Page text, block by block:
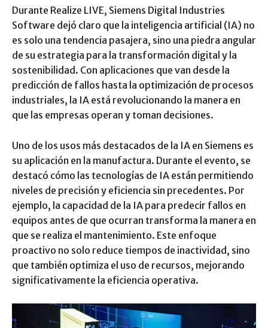
Durante Realize LIVE, Siemens Digital Industries
Software dejó claro que la inteligencia artificial (IA) no
es solo una tendencia pasajera, sino una piedra angular
de su estrategia para la transformación digital y la
sostenibilidad. Con aplicaciones que van desde la
predicción de fallos hasta la optimización de procesos
industriales, la IA está revolucionando la manera en
que las empresas operan y toman decisiones.
Uno de los usos más destacados de la IA en Siemens es
su aplicación en la manufactura. Durante el evento, se
destacó cómo las tecnologías de IA están permitiendo
niveles de precisión y eficiencia sin precedentes. Por
ejemplo, la capacidad de la IA para predecir fallos en
equipos antes de que ocurran transforma la manera en
que se realiza el mantenimiento. Este enfoque
proactivo no solo reduce tiempos de inactividad, sino
que también optimiza el uso de recursos, mejorando
significativamente la eficiencia operativa.